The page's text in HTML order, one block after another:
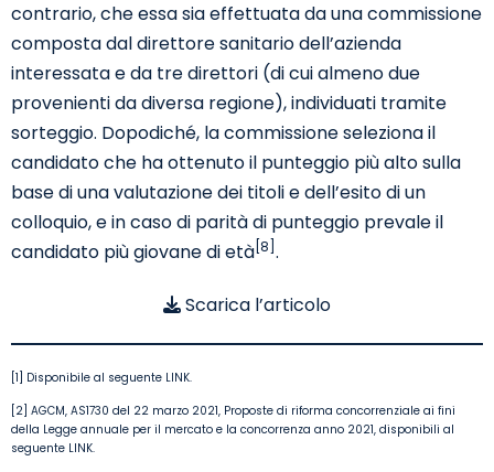
contrario, che essa sia effettuata da una commissione
composta dal direttore sanitario dell’azienda
interessata e da tre direttori (di cui almeno due
provenienti da diversa regione), individuati tramite
sorteggio. Dopodiché, la commissione seleziona il
candidato che ha ottenuto il punteggio più alto sulla
base di una valutazione dei titoli e dell’esito di un
colloquio, e in caso di parità di punteggio prevale il
candidato più giovane di età [8] .
Scarica l’articolo
[1] Disponibile al seguente LINK.
[2] AGCM, AS1730 del 22 marzo 2021, Proposte di riforma concorrenziale ai fini
della Legge annuale per il mercato e la concorrenza anno 2021, disponibili al
seguente LINK.